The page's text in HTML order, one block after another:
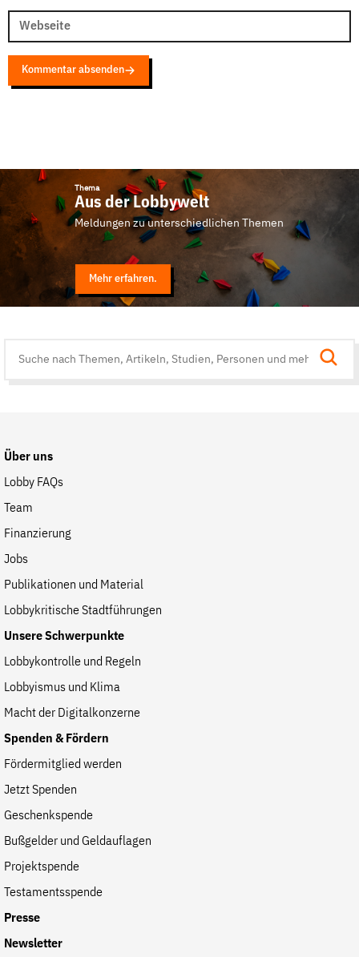
Webseite
Kommentar absenden
Thema
Aus der Lobbywelt
Meldungen zu unterschiedlichen Themen
Mehr erfahren.
Über uns
Lobby FAQs
Team
Finanzierung
Jobs
Publikationen und Material
Lobbykritische Stadtführungen
Unsere Schwerpunkte
Lobbykontrolle und Regeln
Lobbyismus und Klima
Macht der Digitalkonzerne
Spenden & Fördern
Fördermitglied werden
Jetzt Spenden
Geschenkspende
Bußgelder und Geldauflagen
Projektspende
Testamentsspende
Presse
Newsletter